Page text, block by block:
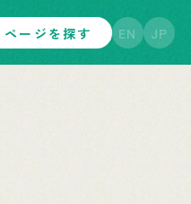
ページを探す EN JP